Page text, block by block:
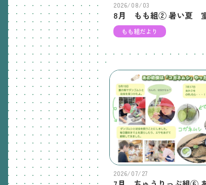
2026/08/03
もも組だより
2026/07/27